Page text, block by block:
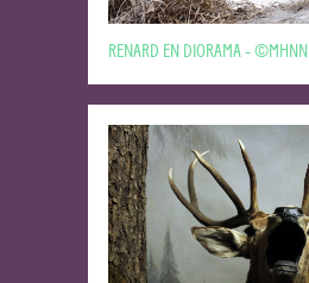
RENARD EN DIORAMA - ©MHNN